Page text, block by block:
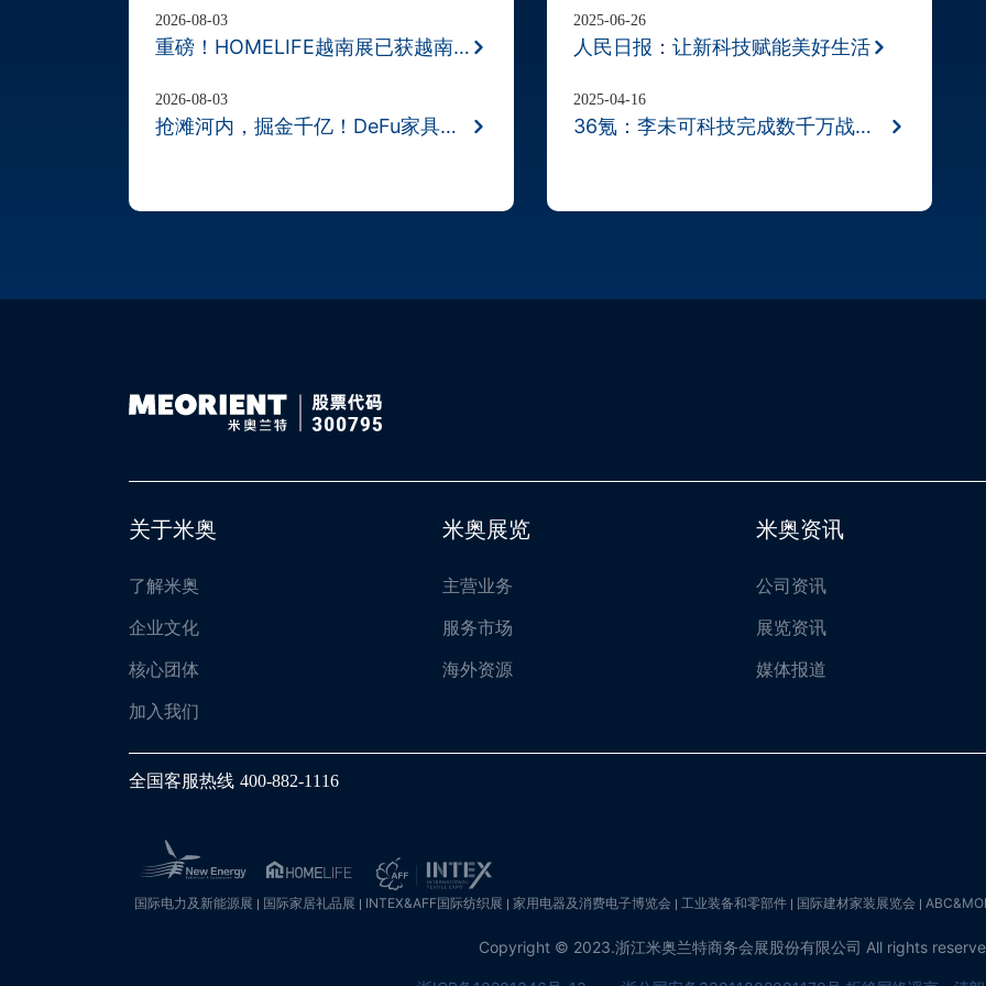
2026-08-03
重磅！HOMELIFE越南展已获越南财政部
2026-08-03
抢滩河内，掘金千亿！DeFu家具展11月
2025-06-26
人民日报：让新科技赋能美好生活
2025-04-16
36氪：李未可科技完成数千万战略融资
关于米奥
了解米奥
企业文化
核心团体
加入我们
米奥展览
主营业务
服务市场
海外资源
米奥资讯
公司资讯
展览资讯
媒体报道
全国客服热线 400-882-1116
国际电力及新能源展 国际家居礼品展 INTEX&AFF国际纺织展 家用电器及消费电子博览会 工业装备和零部件 国际建材家装展览会
Copyright © 2023.浙江米奥兰特商务会展股份有限公司 All rights